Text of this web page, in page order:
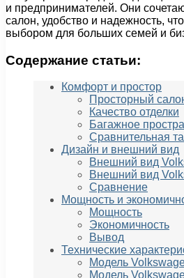
и предпринимателей. Они
салон, удобство и надежность,
выбором для больших семей и
Содержание статьи:
Комфорт и простор
Просторный
Качество отделки
Багажное
Сравнительная
Дизайн и внешний вид
Внешний вид
Внешний вид
Сравнение
Мощность и
Мощность
Экономичность
Вывод
Технические
Модель
Модель